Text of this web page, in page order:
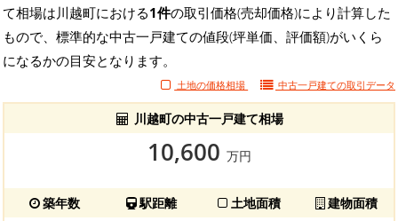
て相場は川越町における1件の取引価格(売却価格)により計算した
もので、標準的な中古一戸建ての値段(坪単価、評価額)がいくら
になるかの目安となります。
土地の価格相場 中古一戸建ての取引データ
川越町の中古一戸建て相場
10,600 万円
築年数 駅距離 土地面積 建物面積